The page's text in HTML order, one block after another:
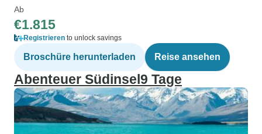
Ab
€1.815
Registrieren to unlock savings
Broschüre herunterladen Reise ansehen
Abenteuer Südinsel9 Tage